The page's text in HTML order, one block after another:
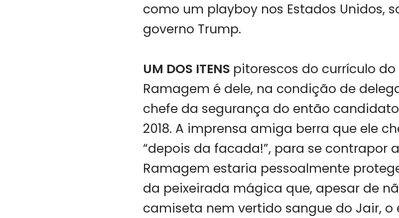
como um playboy nos Estados Unidos,
governo Trump.
UM DOS ITENS pitorescos do currículo
Ramagem é dele, na condição de
chefe da segurança do então
2018. A imprensa amiga berra que ele
“depois da facada!”, para se contrapor
Ramagem estaria pessoalmente
da peixeirada mágica que, apesar de
camiseta nem vertido sangue do Jair, o